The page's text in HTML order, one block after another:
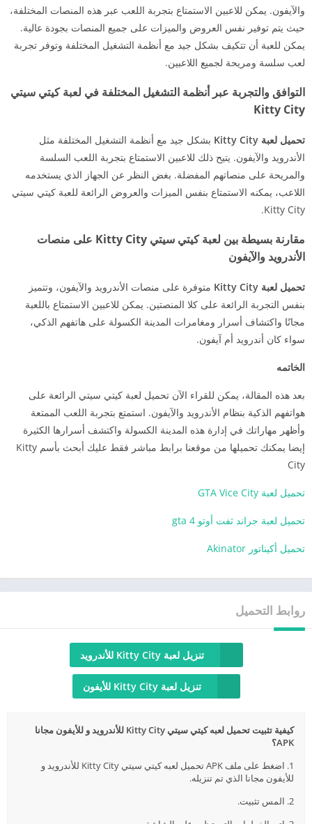
والآيفون. يمكن للاعبين الاستمتاع بتجربة اللعب عبر هذه المنصات المختلفة،
حيث يتم توفير نفس العروض والميزات على جميع المنصات بجودة عالية.
يمكن للعبة أن تتكيف بشكل جيد مع أنظمة التشغيل المختلفة وتوفر تجربة
لعب سلسة ومريحة لجميع اللاعبين.
التوافق والتجربة عبر أنظمة التشغيل المختلفة في لعبة كيتي سيتي
Kitty City
تحميل لعبة Kitty City
بشكل جيد مع أنظمة التشغيل المختلفة مثل
الأندرويد والآيفون. يتيح ذلك للاعبين الاستمتاع بتجربة اللعب السلسة
والمريحة على منصاتهم المفضلة. بغض النظر عن الجهاز الذي يستخدمه
اللاعب، يمكنه الاستمتاع بنفس الميزات والعروض الرائعة للعبة كيتي سيتي
Kitty City.
مقارنة بسيطة بين لعبة كيتي سيتي Kitty City على منصات
الأندرويد والآيفون
تحميل لعبة Kitty City
متوفرة على منصات الأندرويد والآيفون، وتتميز
بنفس التجربة الرائعة على كلا المنصتين. يمكن للاعبين الاستمتاع باللعبة
مجانًا واكتشاف أسرار ومغامرات المدينة الكسولة على هاتفهم الذكي،
سواء كان أندرويد أم آيفون.
الخاتمه
بعد هذه المقالة، يمكن للقراء الآن تحميل لعبة كيتي سيتي الرائعة على
هواتفهم الذكية بنظام الأندرويد والآيفون. استمتع بتجربة اللعب الممتعة
وأظهر مهاراتك في إدارة هذه المدينة الكسولة واكتشف أسرارها الكثيرة
إيضا يمكنك تحميلها من موقعنا برابط مباشر فقط عليك أبحث بأسم Kitty
City
تحميل لعبة GTA Vice City
تحميل لعبة جراند ثفت أوتو 4 gta
تحميل أكيناتور Akinator
روابط التحميل
تنزيل لعبة Kitty City للأندرويد
تنزيل لعبة Kitty City للأيفون
كيفية تثبيت تحميل لعبه كيتي سيتي Kitty City للأندرويد و للأيفون مجانا
APK؟
1. اضغط على ملف APK تحميل لعبه كيتي سيتي Kitty City للأندرويد و
للأيفون مجانا الذي تم تنزيله.
2. المس تثبيت.